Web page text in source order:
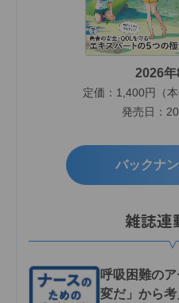
2026
定価：1,400円（本
発売日：
バックナ
雑誌連
呼吸困難の
変だ」から考